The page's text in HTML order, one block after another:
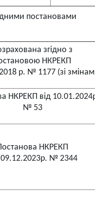
постановами
згідно з
НКРЕКП
р. № 1177 (зі
НКРЕКП від
№ 53
НКРЕКП
09.12.2023р. № 2344